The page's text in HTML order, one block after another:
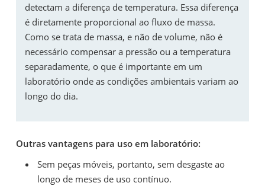
detectam a diferença de temperatura. Essa diferença
é diretamente proporcional ao fluxo de massa.
Como se trata de massa, e não de volume, não é
necessário compensar a pressão ou a temperatura
separadamente, o que é importante em um
laboratório onde as condições ambientais variam ao
longo do dia.
Outras vantagens para uso em laboratório:
Sem peças móveis, portanto, sem desgaste ao
longo de meses de uso contínuo.